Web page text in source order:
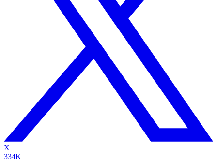
X
334K